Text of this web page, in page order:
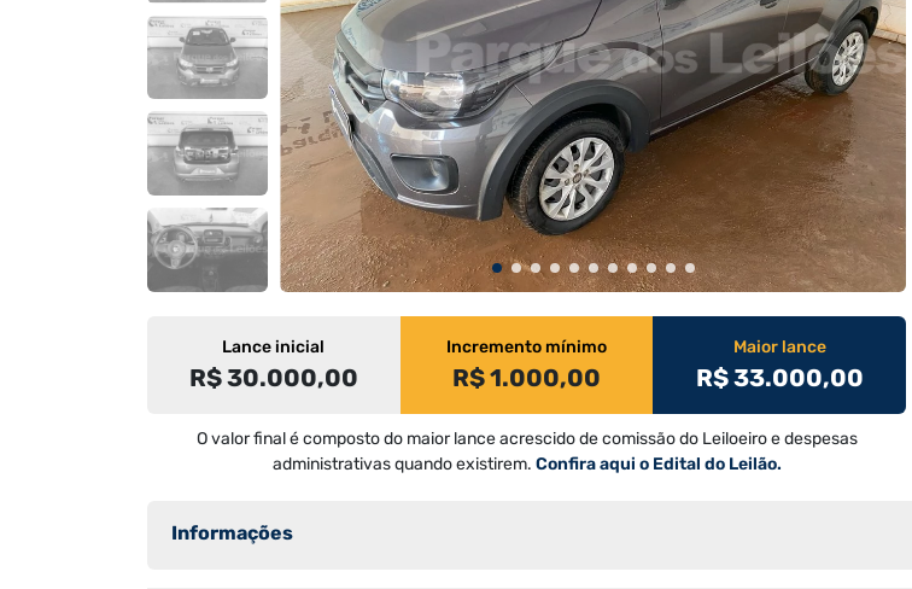
Lance inicial
R$ 30.000,00
Incremento mínimo
R$ 1.000,00
Maior lance
R$ 33.000,00
O valor final é composto do maior lance acrescido de comissão do Leiloeiro e despesas
administrativas quando existirem. Confira aqui o Edital do Leilão.
Informações